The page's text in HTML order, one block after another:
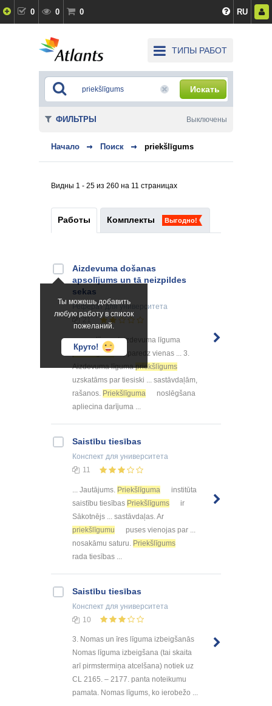
0 0 0 RU
ТИПЫ РАБОТ
Искать
Начало Поиск priekšlīgums
Видны 1 - 25 из 260 на 11 страницах
Работы Комплекты Выгодно!
Ты можешь добавить
любую работу в список
пожеланий.
Круто!
Aizdevuma došanas
apsolījums un tā neizpildes
sekas
Рефератдля университета
... apsolījums (aizdevuma līguma
priekšlīgums
) paredz vienas ... 3.
Aizdevuma līgumapriekšlīgums
uzskatāms par tiesiski ... sastāvdaļām,
rašanos. Priekšlīguma
noslēgšana
apliecina darījuma ...
Saistību tiesības
Конспект для университета
11
... Jautājums. Priekšlīguma
institūta
saistību tiesības Priekšlīgums
ir
Sākotnējs ... sastāvdaļas. Ar
priekšlīgumu
puses vienojas par ...
nosakāmu saturu. Priekšlīgums
rada tiesības ...
Saistību tiesības
Конспект для университета
10
3. Nomas un īres līguma izbeigšanās
Nomas līguma izbeigšana (tai skaita
arī pirmstermiņa atcelšana) notiek uz
CL 2165. – 2177. panta noteikumu
pamata. Nomas līgums, ko ierobežo ...
ФИЛЬТРЫ Выключены